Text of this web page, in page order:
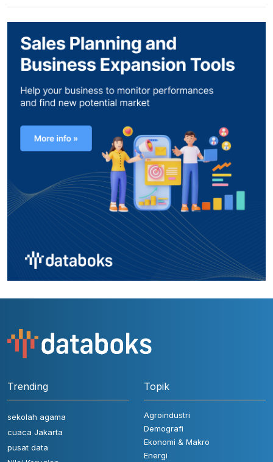
Trending
sekolah agama
cuaca Jakarta
pusat data
Topik
Agroindustri
Demografi
Ekonomi & Makro
Energi